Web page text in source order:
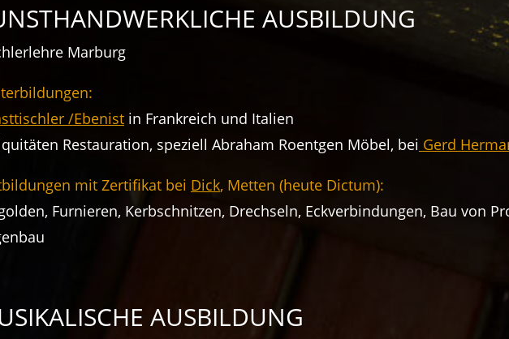
AUSBILDUNG
Marburg
/Ebenistin Frankreich und Italien
Restauration, speziell Abraham Roentgen Möbel, bei Gerd
mit Zertifikat bei Dick, Metten (heute Dictum):
Furnieren, Kerbschnitzen, Drechseln, Eckverbindungen, Bau von
AUSBILDUNG